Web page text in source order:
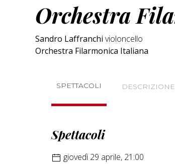
Orchestra
Sandro Laffranchi violoncello
Orchestra Filarmonica Italiana
SPETTACOLI DESCRIZIONE
Spettacoli
giovedì 29 aprile, 21:00